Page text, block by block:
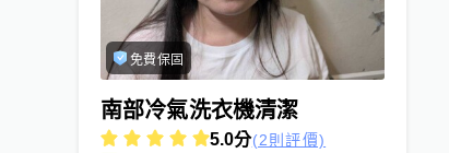
免費保固
南部冷氣洗衣機清潔
5.0分(2則評價)